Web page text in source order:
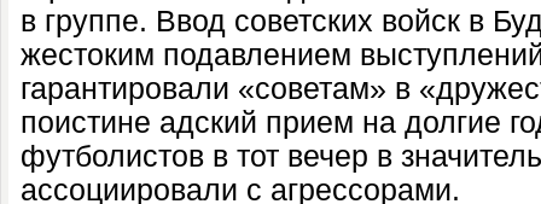
в группе. Ввод советских войск в
жестоким подавлением
гарантировали «советам» в
поистине адский прием на долгие
футболистов в тот вечер в
ассоциировали с агрессорами.